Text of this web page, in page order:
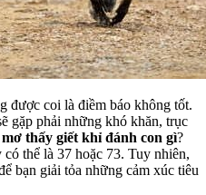
được coi là điềm báo không tốt.
gặp phải những khó khăn, trục
thấy giết khỉ đánh con gì?
thể là 37 hoặc 73. Tuy nhiên,
bạn giải tỏa những cảm xúc tiêu